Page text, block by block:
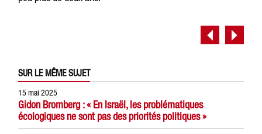
SUR LE MÊME SUJET
15 mai 2025
Gidon Bromberg : « En Israël, les problématiques
écologiques ne sont pas des priorités politiques »